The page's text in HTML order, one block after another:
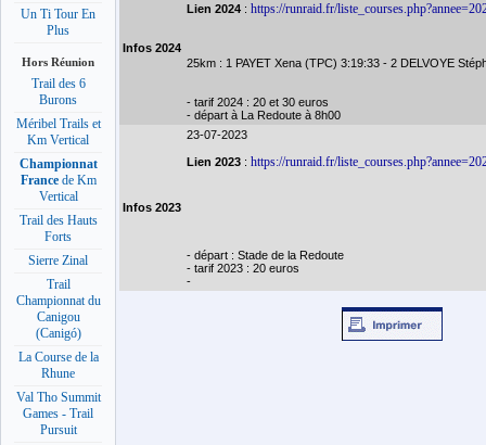
Un Ti Tour En
Plus
Hors Réunion
Trail des 6
Burons
Méribel Trails et
Km Vertical
Championnat
Francede Km
Vertical
Trail des Hauts
Forts
Sierre Zinal
Trail
Championnat du
Canigou
(Canigó)
La Course de la
Rhune
Val Tho Summit
Games - Trail
Pursuit
Infos 2024
Lien 2024 : https://runraid.fr/
25km : 1 PAYET Xena (TPC) 3:19:33 - 2 DELVOYE
- tarif 2024 : 20 et 30 euros
- départ à La Redoute à 8h00
Infos 2023
23-07-2023
Lien 2023 : https://runraid.fr/
- départ : Stade de la Redoute
- tarif 2023 : 20 euros
-